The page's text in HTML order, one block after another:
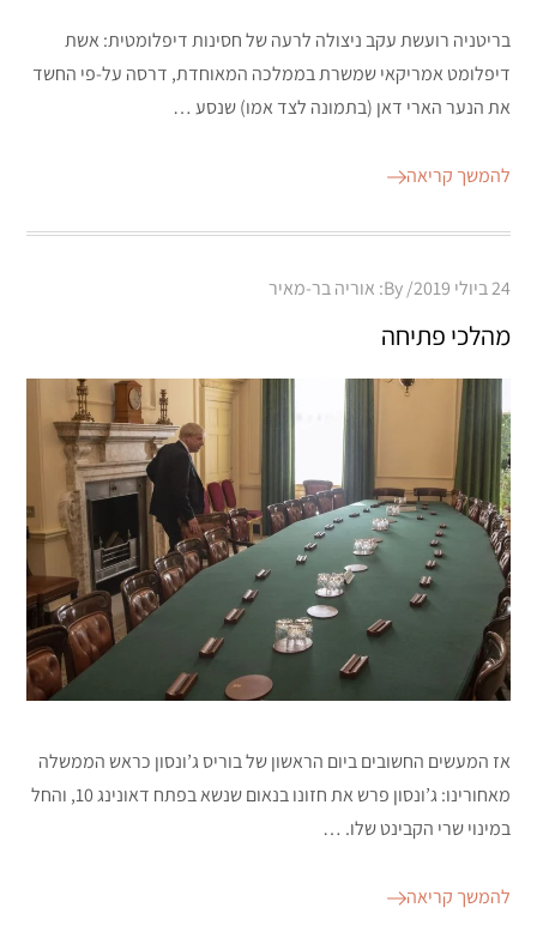
בריטניה רועשת עקב ניצולה לרעה של חסינות דיפלומטית: אשת
דיפלומט אמריקאי שמשרת בממלכה המאוחדת, דרסה על-פי החשד
את הנער הארי דאן (בתמונה לצד אמו) שנסע …
להמשך קריאה
Posted
24 ביולי 2019 By: אוריה בר-מאיר
מהלכי פתיחה
אז המעשים החשובים ביום הראשון של בוריס ג’ונסון כראש הממשלה
מאחורינו: ג’ונסון פרש את חזונו בנאום שנשא בפתח דאונינג 10, והחל
במינוי שרי הקבינט שלו. …
להמשך קריאה